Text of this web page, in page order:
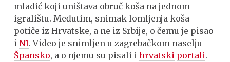
mladić koji uništava obruč koša na jednom
igralištu. Međutim, snimak lomljenja koša
potiče iz Hrvatske, a ne iz Srbije, o čemu je pisao
iN1. Video je snimljen u zagrebačkom naselju
Špansko, a o njemu su pisali ihrvatski portali.